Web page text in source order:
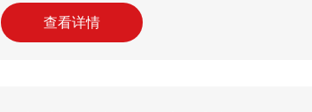
查看详情